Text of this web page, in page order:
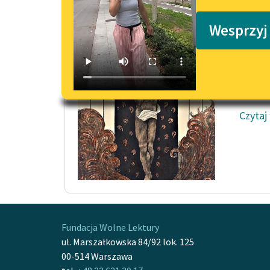
Nie
Czytaj
Fundacja Wolne Lektury
ul. Marszałkowska 84/92 lok. 125
00-514 Warszawa